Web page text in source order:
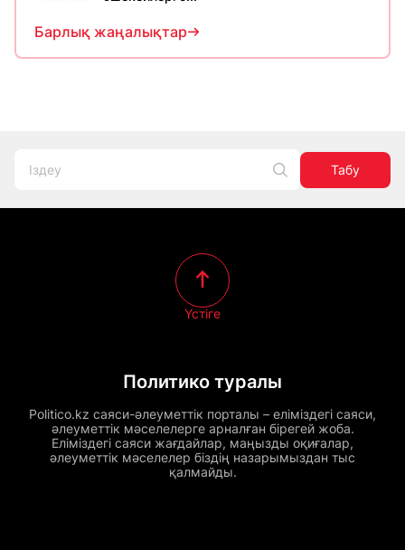
Барлық жаңалықтар
Табу
Политико туралы
Politico.kz саяси-әлеуметтік порталы – еліміздегі саяси,
әлеуметтік мәселелерге арналған бірегей жоба.
Еліміздегі саяси жағдайлар, маңызды оқиғалар,
әлеуметтік мәселелер біздің назарымыздан тыс
қалмайды.
Үстіге